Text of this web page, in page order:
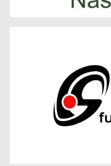
Futuresport
10585
Zur